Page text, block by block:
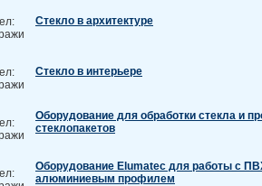
Стекло в архитектуре
Стекло в интерьере
Оборудование для обработки стекла и
стеклопакетов
Оборудование Elumatec для работы с
алюминиевым профилем